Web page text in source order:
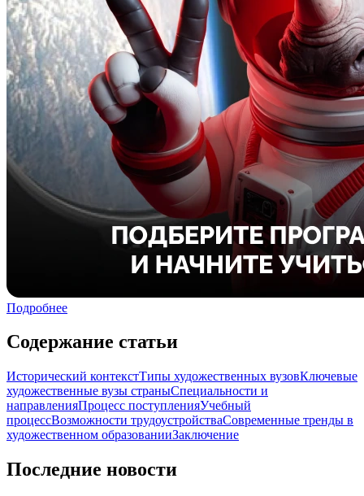
Подробнее
Содержание статьи
Исторический контекстТипы художественных вузовКлючевые
художественные вузы страныСпециальности и
направленияПроцесс поступленияУчебный
процессВозможности трудоустройстваСовременные тренды в
художественном образованииЗаключение
Последние новости